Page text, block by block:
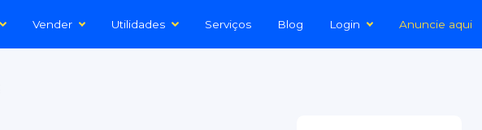
Vender Utilidades Serviços Blog Login Anuncie aqui